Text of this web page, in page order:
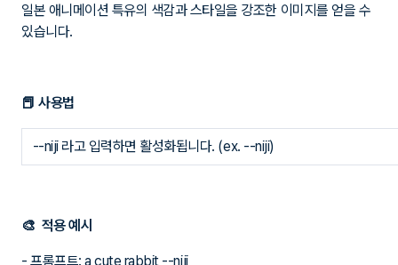
일본 애니메이션 특유의 색감과 스타일을 강조한 이미지를 얻을 수
있습니다.
📕 사용법
--niji 라고 입력하면 활성화됩니다. (ex. --niji)
🎨 적용 예시
- 프롬프트: a cute rabbit --niji